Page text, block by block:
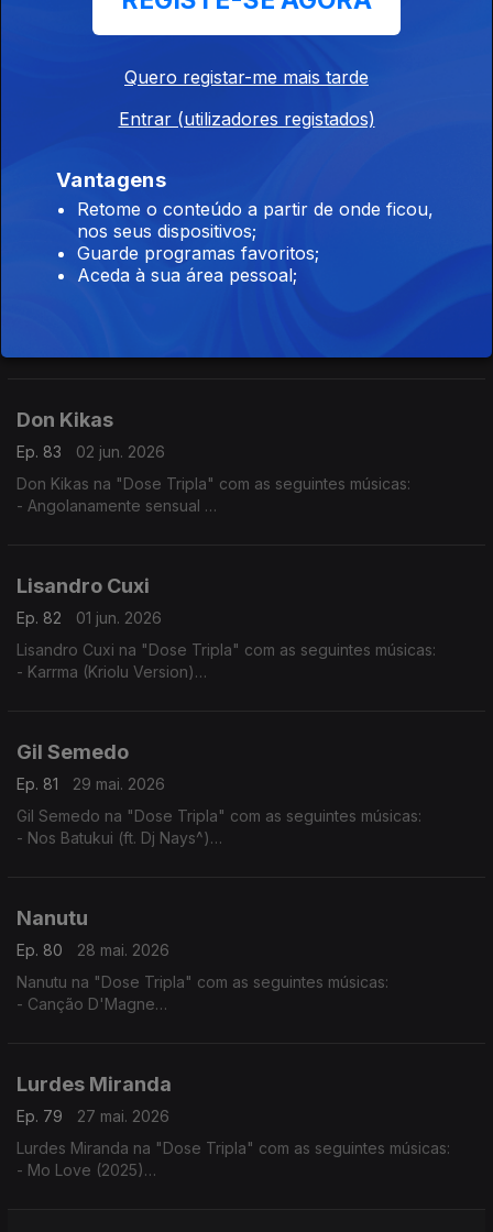
- Algoritmo
04 jun. 2026
- Setembro
- Te Amar (2016)
- Borboleta
Irina Barros
Ep. 84
03 jun. 2026
- Bonito (feat Nelson Freitas)
Don Kikas
Ep. 83
02 jun. 2026
Don Kikas na "Dose Tripla" com as seguintes músicas:
- Angolanamente sensual
Lisandro Cuxi
Ep. 82
01 jun. 2026
Lisandro Cuxi na "Dose Tripla" com as seguintes músicas:
- Karrma (Kriolu Version)
Gil Semedo
Ep. 81
29 mai. 2026
Gil Semedo na "Dose Tripla" com as seguintes músicas:
- Nos Batukui (ft. Dj Nays^)
Nanutu
Ep. 80
28 mai. 2026
Nanutu na "Dose Tripla" com as seguintes músicas:
- Canção D'Magne
Lurdes Miranda
Ep. 79
27 mai. 2026
Lurdes Miranda na "Dose Tripla" com as seguintes músicas:
- Mo Love (2025)
Quero registar-me mais tarde
Entrar (utilizadores registados)
Vantagens
Retome o conteúdo a partir de onde ficou,
nos seus dispositivos;
Guarde programas favoritos;
Aceda à sua área pessoal;